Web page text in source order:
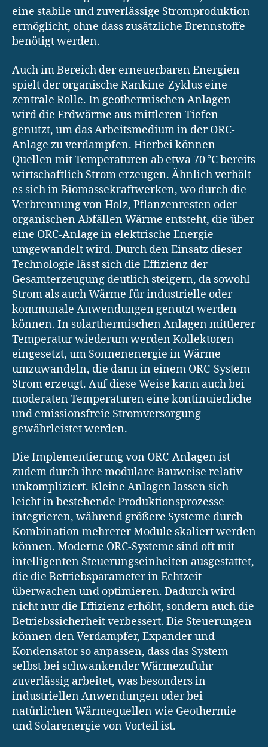
eine stabile und zuverlässige Stromproduktion
ermöglicht, ohne dass zusätzliche Brennstoffe
benötigt werden.
Auch im Bereich der erneuerbaren Energien
spielt der organische Rankine-Zyklus eine
zentrale Rolle. In geothermischen Anlagen
wird die Erdwärme aus mittleren Tiefen
genutzt, um das Arbeitsmedium in der ORC-
Anlage zu verdampfen. Hierbei können
Quellen mit Temperaturen ab etwa 70 °C bereits
wirtschaftlich Strom erzeugen. Ähnlich verhält
es sich in Biomassekraftwerken, wo durch die
Verbrennung von Holz, Pflanzenresten oder
organischen Abfällen Wärme entsteht, die über
eine ORC-Anlage in elektrische Energie
umgewandelt wird. Durch den Einsatz dieser
Technologie lässt sich die Effizienz der
Gesamterzeugung deutlich steigern, da sowohl
Strom als auch Wärme für industrielle oder
kommunale Anwendungen genutzt werden
können. In solarthermischen Anlagen mittlerer
Temperatur wiederum werden Kollektoren
eingesetzt, um Sonnenenergie in Wärme
umzuwandeln, die dann in einem ORC-System
Strom erzeugt. Auf diese Weise kann auch bei
moderaten Temperaturen eine kontinuierliche
und emissionsfreie Stromversorgung
gewährleistet werden.
Die Implementierung von ORC-Anlagen ist
zudem durch ihre modulare Bauweise relativ
unkompliziert. Kleine Anlagen lassen sich
leicht in bestehende Produktionsprozesse
integrieren, während größere Systeme durch
Kombination mehrerer Module skaliert werden
können. Moderne ORC-Systeme sind oft mit
intelligenten Steuerungseinheiten ausgestattet,
die die Betriebsparameter in Echtzeit
überwachen und optimieren. Dadurch wird
nicht nur die Effizienz erhöht, sondern auch die
Betriebssicherheit verbessert. Die Steuerungen
können den Verdampfer, Expander und
Kondensator so anpassen, dass das System
selbst bei schwankender Wärmezufuhr
zuverlässig arbeitet, was besonders in
industriellen Anwendungen oder bei
natürlichen Wärmequellen wie Geothermie
und Solarenergie von Vorteil ist.